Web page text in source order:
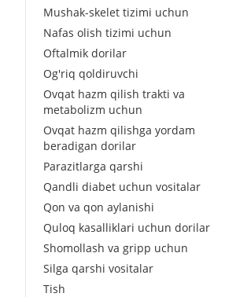
Mushak-skelet tizimi uchun
Nafas olish tizimi uchun
Oftalmik dorilar
Og'riq qoldiruvchi
Ovqat hazm qilish trakti va
metabolizm uchun
Ovqat hazm qilishga yordam
beradigan dorilar
Parazitlarga qarshi
Qandli diabet uchun vositalar
Qon va qon aylanishi
Quloq kasalliklari uchun dorilar
Shomollash va gripp uchun
Silga qarshi vositalar
Tish